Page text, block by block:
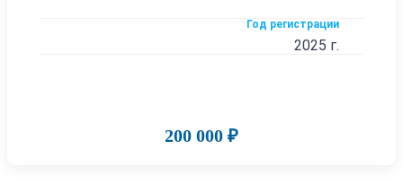
Год регистрации
2025 г.
200 000 ₽